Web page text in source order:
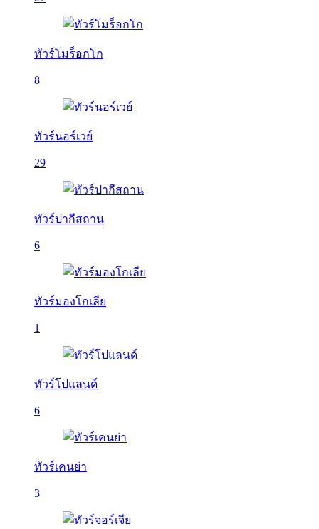
ทัวร์โมร็อกโก
8
ทัวร์นอร์เวย์
29
ทัวร์ปากีสถาน
6
ทัวร์มองโกเลีย
1
ทัวร์โปแลนด์
6
ทัวร์เคนย่า
3